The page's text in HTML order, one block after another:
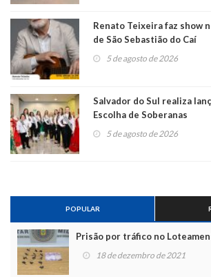
Renato Teixeira faz show
de São Sebastião do Caí
5 de agosto de 2026
Salvador do Sul realiza
Escolha de Soberanas
5 de agosto de 2026
POPULAR
Prisão por tráfico no
18 de dezembro de 2021